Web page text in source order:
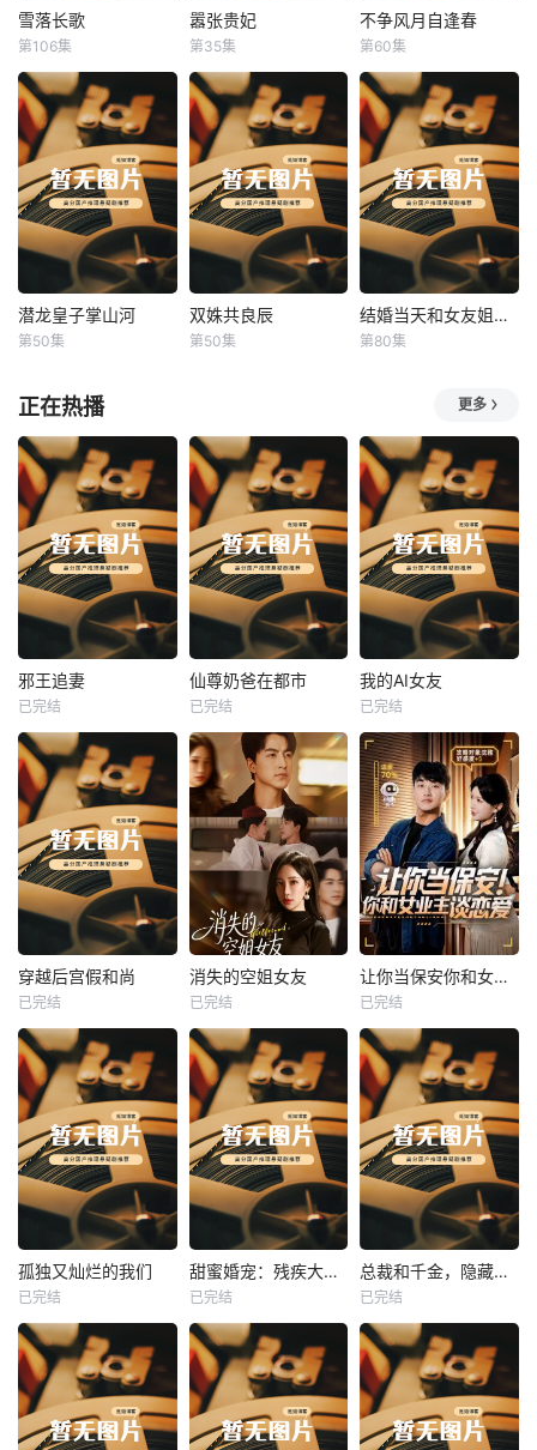
雪落长歌
雪落长歌
第106集
嚣张贵妃
嚣张贵妃
第35集
不争风月自逢春
不争风月自逢春
第60集
潜龙皇子掌山河
潜龙皇子掌山河
第50集
双姝共良辰
双姝共良辰
第50集
结婚当天和女友姐姐一起穿越了 结婚当天和女友姐姐一起穿越了
第80集
正在热播 更多
热播
邪王追妻
未知
邪王追妻
已完结
热播
未知
仙尊奶爸在都市
已完结
热播
我的AI女友
未知
我的AI女友
已完结
热播
未知
穿越后宫假和尚
已完结
热播
未知
消失的空姐女友
已完结
热播
未知
让你当保安你和女业主谈恋爱
已完结
热播
未知
孤独又灿烂的我们
已完结
热播
未知
甜蜜婚宠：残疾大佬夜夜撩
已完结
热播
未知
总裁和千金，隐藏身份闪婚了
已完结